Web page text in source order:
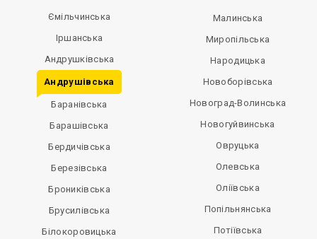
Ємільчинська
Іршанська
Андрушківська
Андрушівська
Баранівська
Барашівська
Бердичівська
Березівська
Брониківська
Брусилівська
Білокоровицька
Малинська
Миропільська
Народицька
Новоборівська
Новоград-Волинська
Новогуйвинська
Овруцька
Олевська
Оліївська
Попільнянська
Потіївська